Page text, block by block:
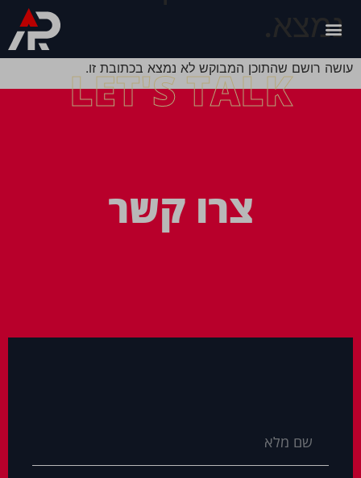
נמצא.
עושה רושם שהתוכן המבוקש לא נמצא בכתובת זו.
LET'S TALK
צרו קשר